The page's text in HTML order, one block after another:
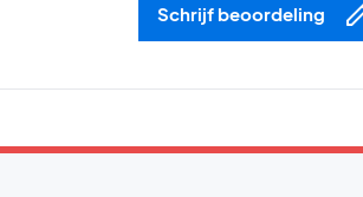
Schrijf beoordeling